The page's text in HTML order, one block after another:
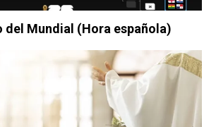
del Mundial (Hora española)